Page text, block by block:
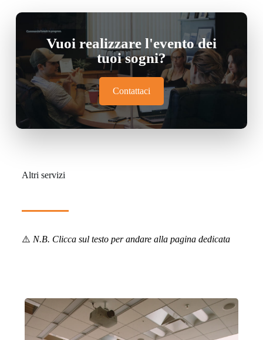
Vuoi realizzare l'evento dei
tuoi sogni?
Contattaci
Altri servizi
⚠️ N.B. Clicca sul testo per andare alla pagina dedicata